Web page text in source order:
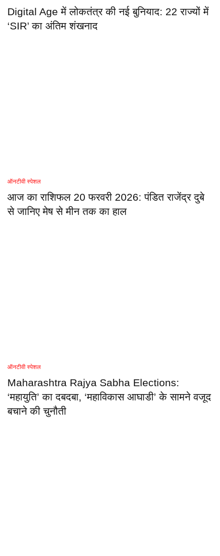
Digital Age में लोकतंत्र की नई बुनियाद: 22 राज्यों में
‘SIR’ का अंतिम शंखनाद
ऑनटीवी स्पेशल
आज का राशिफल 20 फरवरी 2026: पंडित राजेंद्र दुबे
से जानिए मेष से मीन तक का हाल
ऑनटीवी स्पेशल
Maharashtra Rajya Sabha Elections:
‘महायुति’ का दबदबा, ‘महाविकास आघाडी’ के सामने वजूद
बचाने की चुनौती